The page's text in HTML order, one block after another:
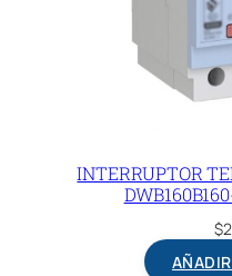
INTERRUPTOR
$